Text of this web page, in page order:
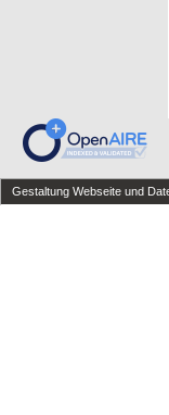
Gestaltung Webseite und